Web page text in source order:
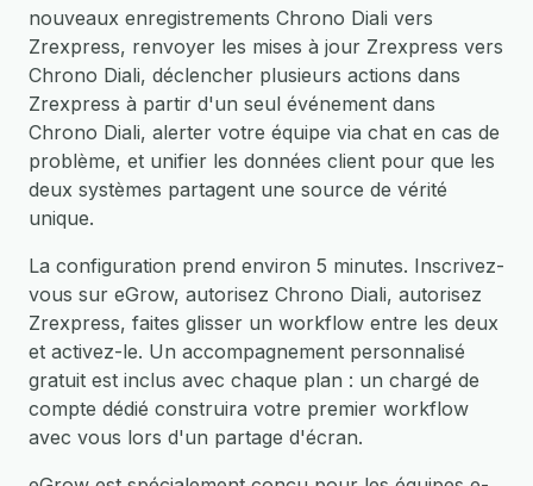
nouveaux enregistrements Chrono Diali vers
Zrexpress, renvoyer les mises à jour Zrexpress vers
Chrono Diali, déclencher plusieurs actions dans
Zrexpress à partir d'un seul événement dans
Chrono Diali, alerter votre équipe via chat en cas de
problème, et unifier les données client pour que les
deux systèmes partagent une source de vérité
unique.
La configuration prend environ 5 minutes. Inscrivez-
vous sur eGrow, autorisez Chrono Diali, autorisez
Zrexpress, faites glisser un workflow entre les deux
et activez-le. Un accompagnement personnalisé
gratuit est inclus avec chaque plan : un chargé de
compte dédié construira votre premier workflow
avec vous lors d'un partage d'écran.